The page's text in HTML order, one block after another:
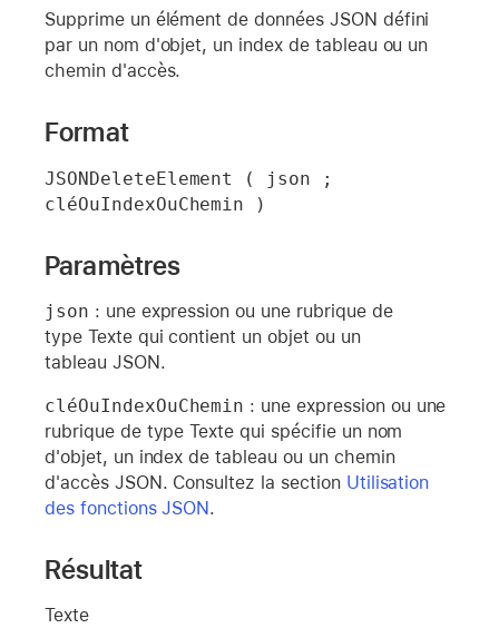
Supprime un élément de données JSON défini
par un nom d'objet, un index de tableau ou un
chemin d'accès.
Format
JSONDeleteElement ( json ;
cléOuIndexOuChemin )
Paramètres
json : une expression ou une rubrique de
type Texte qui contient un objet ou un
tableau JSON.
cléOuIndexOuChemin : une expression ou une
rubrique de type Texte qui spécifie un nom
d'objet, un index de tableau ou un chemin
d'accès JSON. Consultez la section Utilisation
des fonctions JSON.
Résultat
Texte